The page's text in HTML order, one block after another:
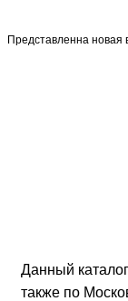
Представленна новая
Данный
также по